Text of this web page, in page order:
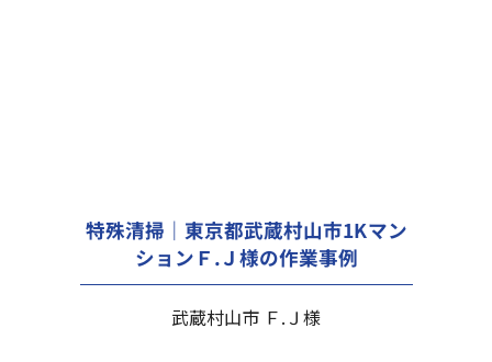
特殊清掃｜東京都武蔵村山市1Kマン
ションＦ.Ｊ様の作業事例
武蔵村山市 Ｆ.Ｊ様